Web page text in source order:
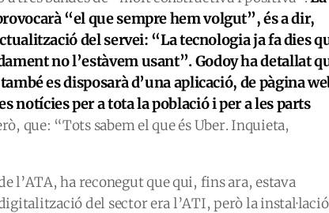
“el que sempre hem volgut”, és a dir,
del servei: “La tecnologia ja fa dies
no l’estàvem usant”. Godoy ha detallat
es disposarà d’una aplicació, de pàgina
notícies per a tota la població i per a les parts
que: “Tots sabem el que és Uber. Inquieta,
l’ATA, ha reconegut que qui, fins ara, estava
del sector era l’ATI, però la instal·lació